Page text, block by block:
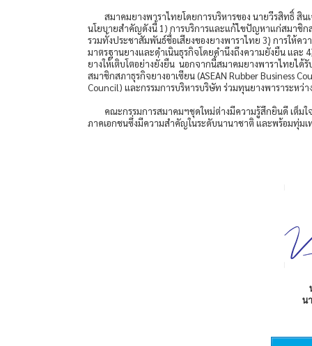
สมาคมยางพาราไทยโดยการบริหารของ นายวีรสิทธิ์ สิ
นโยบายสำคัญดังนี้ 1) การบริการและแก้ไขปัญหาแก่สมาชิ
รวมทั้งประชาสัมพันธ์ชื่อเสียงของยางพาราไทย 3) การให้ค
มาตรฐานยางและดำเนินธุรกิจโดยคำนึงถึงความยั่งยืน และ
ยางให้เติบโตอย่างยั่งยืน นอกจากนี้สมาคมยางพาราไทยได้
สมาชิกสภาธุรกิจยางอาเซียน (ASEAN Rubber Business
Council) และกรรมการบริหารบริษัท ร่วมทุนยางพาราระหว่
คณะกรรมการสมาคมฯชุดใหม่ต่างมีความรู้สึกยินดี เต็มใ
ภาคเอกชนซึ่งมีความสำคัญในระดับนานาชาติ และพร้อมทุ่มเ
น